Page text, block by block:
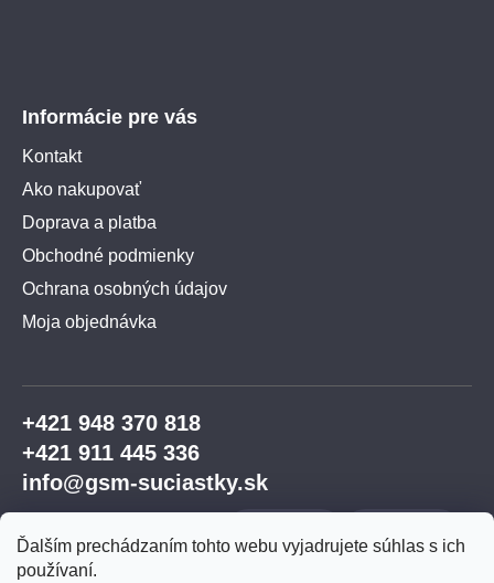
Ďalším prechádzaním tohto webu vyjadrujete súhlas s ich
používaní.
Informácie pre vás
Kontakt
Ako nakupovať
Doprava a platba
Obchodné podmienky
Ochrana osobných údajov
Moja objednávka
+421 948 370 818
+421 911 445 336
info@gsm-suciastky.sk